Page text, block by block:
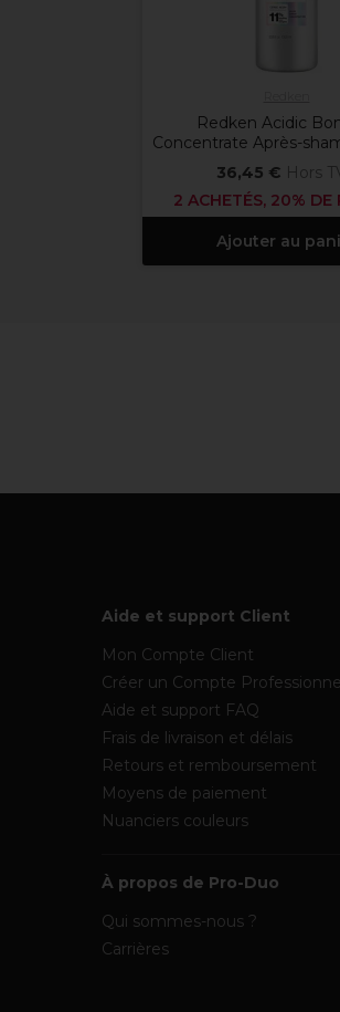
Redken Acidic
Concentrate Après-
36,45 € Hors
2 ACHETÉS, 20% DE
Ajouter au
Aide et support Client
Mon Compte Client
Créer un Compte
Aide et support FAQ
Frais de livraison et délais
Retours et remboursement
Moyens de paiement
Nuanciers couleurs
À propos de Pro-Duo
Qui sommes-nous ?
Carrières